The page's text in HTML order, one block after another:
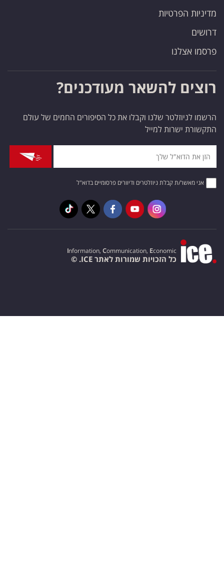
מדיניות הפרטיות
דרושים
פרסמו אצלנו
רוצים להשאר מעודכנים?
הרשמו לניוזלטר שלנו וקבלו את כל הסיפורים החמים של עולם
התקשורת ישרות למייל
אני מאשר/ת קבלת ניוזלטרים ודיוורים פרסומיים בדוא"ל
Information, Communication, Economic
כל הזכויות שמורות לאתר ICE. ©